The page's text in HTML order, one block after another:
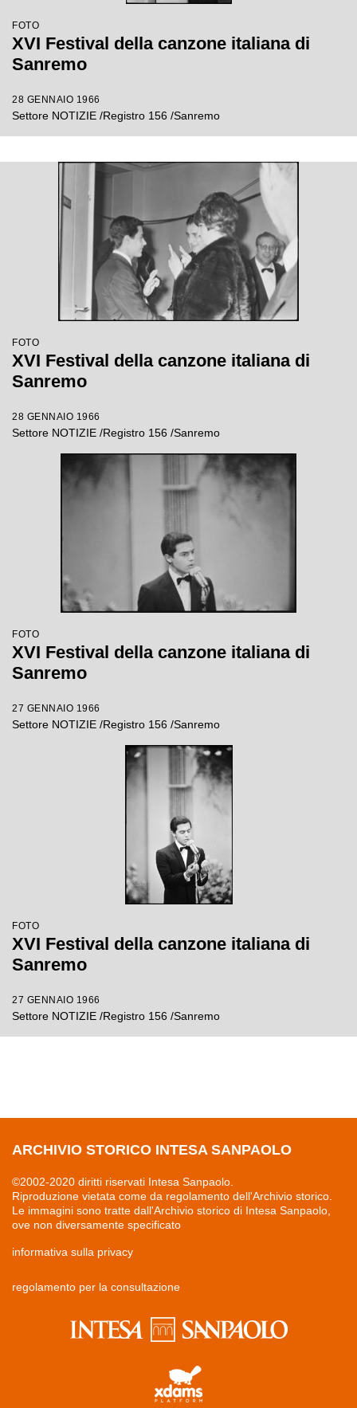
FOTO
XVI Festival della canzone italiana di
Sanremo
28 GENNAIO 1966
Settore NOTIZIE /Registro 156 /Sanremo
FOTO
XVI Festival della canzone italiana di
Sanremo
28 GENNAIO 1966
Settore NOTIZIE /Registro 156 /Sanremo
FOTO
XVI Festival della canzone italiana di
Sanremo
27 GENNAIO 1966
Settore NOTIZIE /Registro 156 /Sanremo
FOTO
XVI Festival della canzone italiana di
Sanremo
27 GENNAIO 1966
Settore NOTIZIE /Registro 156 /Sanremo
ARCHIVIO STORICO INTESA SANPAOLO
©2002-2020 diritti riservati Intesa Sanpaolo.
Riproduzione vietata come da regolamento dell'Archivio storico.
Le immagini sono tratte dall'Archivio storico di Intesa Sanpaolo,
ove non diversamente specificato
informativa sulla privacy
regolamento per la consultazione